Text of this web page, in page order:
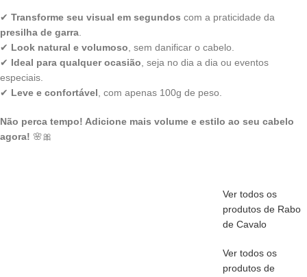
✔ Transforme seu visual em segundos com a praticidade da
presilha de garra.
✔ Look natural e volumoso, sem danificar o cabelo.
✔ Ideal para qualquer ocasião, seja no dia a dia ou eventos
especiais.
✔ Leve e confortável, com apenas 100g de peso.
Não perca tempo! Adicione mais volume e estilo ao seu cabelo
agora! 🌸🎀
Ver todos os
produtos de Rabo
de Cavalo
Ver todos os
produtos de